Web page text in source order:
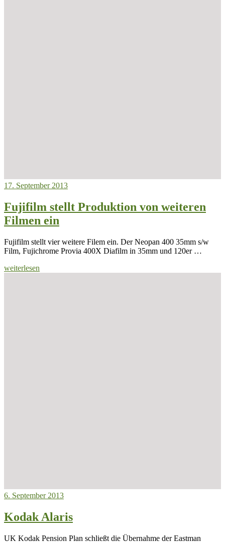
17. September 2013
Fujifilm stellt Produktion von weiteren
Filmen ein
Fujifilm stellt vier weitere Filem ein. Der Neopan 400 35mm s/w
Film, Fujichrome Provia 400X Diafilm in 35mm und 120er …
weiterlesen
6. September 2013
Kodak Alaris
UK Kodak Pension Plan schließt die Übernahme der Eastman